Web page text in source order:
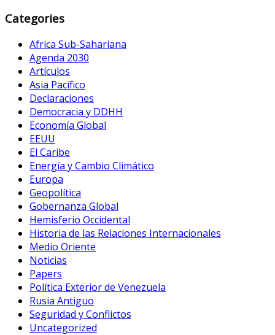
Categories
Africa Sub-Sahariana
Agenda 2030
Artículos
Asia Pacífico
Declaraciones
Democracia y DDHH
Economía Global
EEUU
El Caribe
Energía y Cambio Climático
Europa
Geopolítica
Gobernanza Global
Hemisferio Occidental
Historia de las Relaciones Internacionales
Medio Oriente
Noticias
Papers
Política Exterior de Venezuela
Rusia Antiguo
Seguridad y Conflictos
Uncategorized